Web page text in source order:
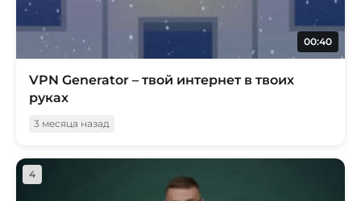
00:40
VPN Generator – твой интернет в твоих
руках
3 месяца назад
4